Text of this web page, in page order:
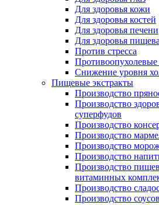
Для здоровья кожи
Для здоровья костей
Для здоровья печени
Для здоровья
Против стресса
Противоопухолевые
Снижение уровня
Пищевые экстракты
Производство
Производство
суперфудов
Производство
Производство
Производство
Производство
Производство
витаминных
Производство
Производство